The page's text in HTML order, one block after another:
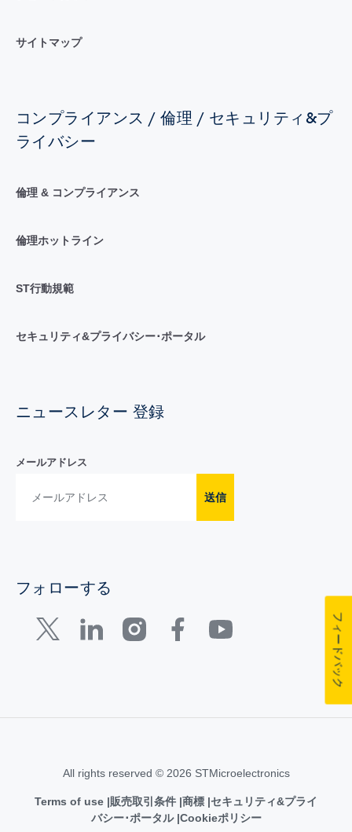
サイトマップ
コンプライアンス / 倫理 / セキュリティ&プ
ライバシー
倫理 & コンプライアンス
倫理ホットライン
ST行動規範
セキュリティ&プライバシー･ポータル
ニュースレター 登録
メールアドレス
送信
フォローする
All rights reserved © 2026 STMicroelectronics
Terms of use 販売取引条件 商標 セキュリティ&プライ
バシー･ポータル Cookieポリシー
フィードバック